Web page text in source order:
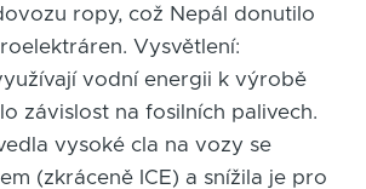
ropy, což Nepál donutilo
Vysvětlení:
vodní energii k výrobě
závislost na fosilních palivech.
vysoké cla na vozy se
(zkráceně ICE) a snížila je pro